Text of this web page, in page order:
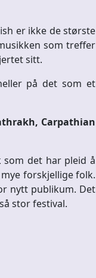
er ikke de største
som treffer
sitt.
på det som et
Carpathian
det har pleid å
forskjellige folk.
nytt publikum. Det
stor festival.